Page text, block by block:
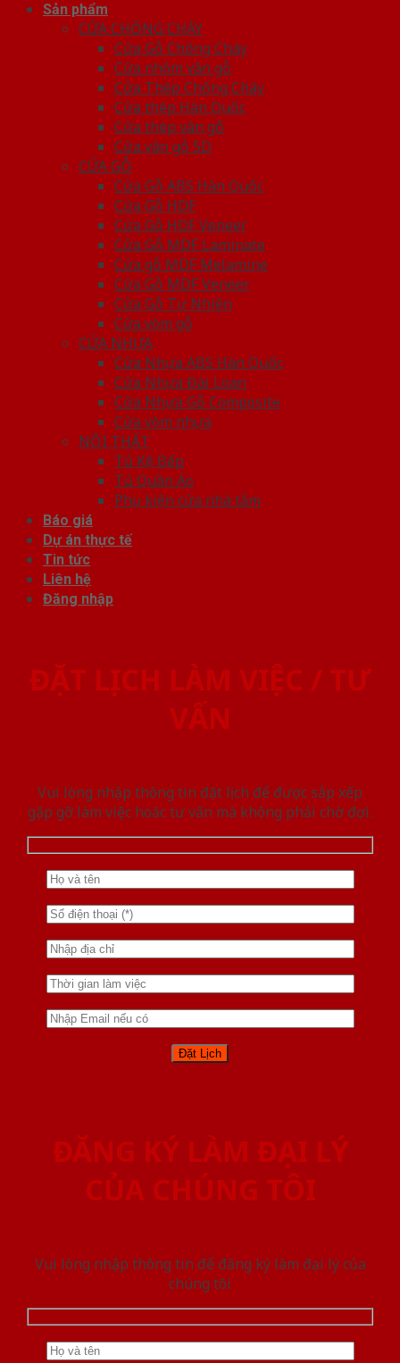
Sản phẩm
CỬA CHỐNG CHÁY
Cửa Gỗ Chống Cháy
Cửa nhôm vân gỗ
Cửa Thép Chống Cháy
Cửa thép Hàn Quốc
Cửa thép vân gỗ
Cửa vân gỗ 5D
CỬA GỖ
Cửa Gỗ ABS Hàn Quốc
Cửa Gỗ HDF
Cửa Gỗ HDF Veneer
Cửa Gỗ MDF Laminate
Cửa gỗ MDF Melamine
Cửa Gỗ MDF Veneer
Cửa Gỗ Tự Nhiên
Cửa vòm gỗ
CỬA NHỰA
Cửa Nhựa ABS Hàn Quốc
Cửa Nhựa Đài Loan
Cửa Nhựa Gỗ Composite
Cửa vòm nhựa
NỘI THẤT
Tủ Kệ Bếp
Tủ Quần Áo
Phụ kiện cửa nhà tắm
Báo giá
Dự án thực tế
Tin tức
Liên hệ
Đăng nhập
ĐẶT LỊCH LÀM VIỆC / TƯ
VẤN
Vui lòng nhập thông tin đặt lịch để được sắp xếp
gặp gỡ làm việc hoăc tư vấn mà không phải chờ đợi.
ĐĂNG KÝ LÀM ĐẠI LÝ
CỦA CHÚNG TÔI
Vui lòng nhập thông tin để đăng ký làm đại lý của
chúng tôi